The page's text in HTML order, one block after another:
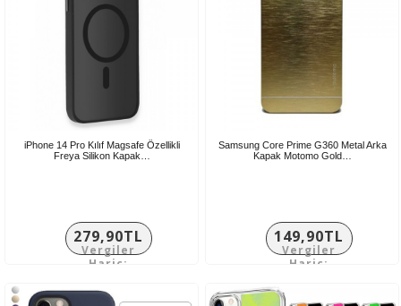
iPhone 14 Pro Kılıf Magsafe Özellikli
Freya Silikon Kapak…
279,90TL
Vergiler
Hariç:
Samsung Core Prime G360 Metal Arka
Kapak Motomo Gold…
149,90TL
Vergiler
Hariç: